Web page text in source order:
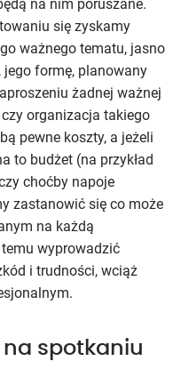
na nim poruszane.
się zyskamy
ważnego tematu, jasno
formę, planowany
żadnej ważnej
organizacja takiego
pewne koszty, a jeżeli
to budżet (na przykład
choćby napoje
zastanowić się co może
na każdą
wyprowadzić
i trudności, wciąż
spotkaniu